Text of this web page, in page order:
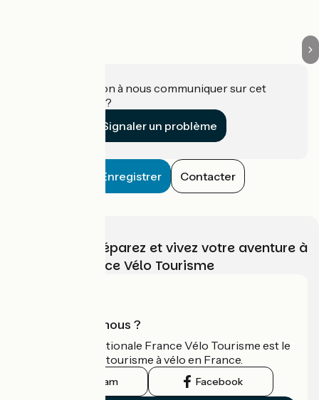
Une information à nous communiquer sur cet
établissement ?
Signaler un problème
Enregistrer Contacter
Choisissez, préparez et vivez votre aventure à
vélo avec France Vélo Tourisme
Qui sommes-nous ?
L'association nationale France Vélo Tourisme est le
guide officiel du tourisme à vélo en France.
Instagram Facebook